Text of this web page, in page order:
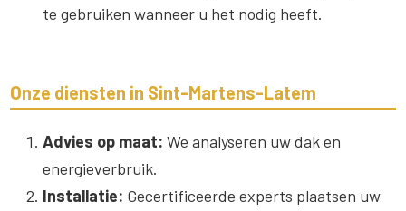
te gebruiken wanneer u het nodig heeft.
Onze diensten in Sint-Martens-Latem
Advies op maat: We analyseren uw dak en
energieverbruik.
Installatie: Gecertificeerde experts plaatsen uw